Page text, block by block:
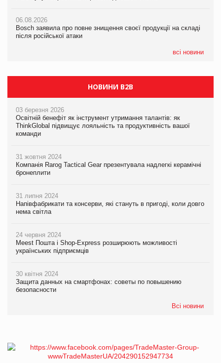
06.08.2026
Bosch заявила про повне знищення своєї продукції на складі
після російської атаки
всі новини
06.08.2026
Bosch заявила про повне знищення своєї продукції на складі
після російської атаки
06.08.2026
Bosch заявила про повне знищення своєї продукції на складі
після російської атаки
НОВИНИ B2B
03 березня 2026
Освітній бенефіт як інструмент утримання талантів: як
ThinkGlobal підвищує лояльність та продуктивність вашої
команди
31 жовтня 2024
Компанія Rarog Tactical Gear презентувала надлегкі керамічні
бронеплити
31 липня 2024
Напівфабрикати та консерви, які стануть в пригоді, коли довго
нема світла
24 червня 2024
Meest Пошта і Shop-Express розширюють можливості
українських підприємців
30 квітня 2024
Защита данных на смартфонах: советы по повышению
безопасности
Всі новини